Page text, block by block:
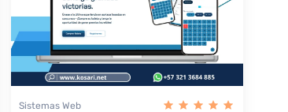
Sistemas Web